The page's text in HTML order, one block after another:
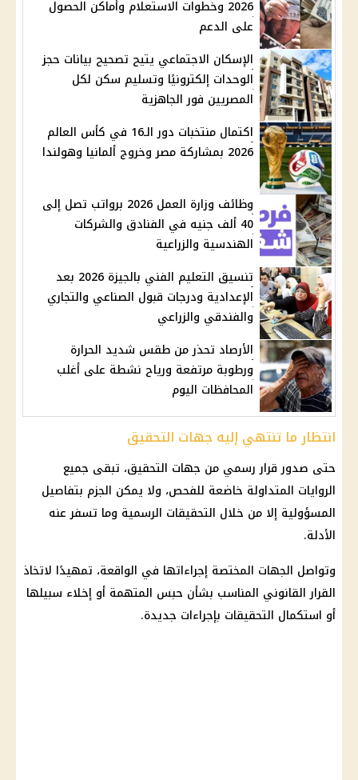
2026 وخطوات الاستعلام وأماكن الحصول
على الدعم
الإسكان الاجتماعي يتيح تصحيح بيانات حجز
الوحدات إلكترونيًا وتسليم سكن لكل
المصريين فور الجاهزية
اكتمال منتخبات دور الـ16 في كأس العالم
2026 بمشاركة مصر وخروج ألمانيا وهولندا
وظائف وزارة العمل 2026 برواتب تصل إلى
40 ألف جنيه في الفنادق والشركات
الهندسية والزراعية
تنسيق التعليم الفني بالجيزة 2026 بعد
الإعدادية ودرجات قبول الصناعي والتجاري
والفندقي والزراعي
الأرصاد تحذر من طقس شديد الحرارة
ورطوبة مرتفعة ورياح نشطة على أغلب
المحافظات اليوم
انتظار ما تنتهي إليه جهات التحقيق
حتى صدور قرار رسمي من جهات التحقيق، تبقى جميع
الروايات المتداولة خاضعة للفحص، ولا يمكن الجزم بتفاصيل
المسؤولية إلا من خلال التحقيقات الرسمية وما تسفر عنه
الأدلة.
وتواصل الجهات المختصة إجراءاتها في الواقعة، تمهيدًا لاتخاذ
القرار القانوني المناسب بشأن حبس المتهمة أو إخلاء سبيلها
أو استكمال التحقيقات بإجراءات جديدة.